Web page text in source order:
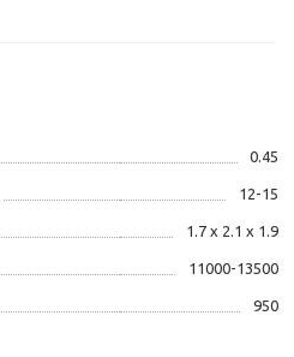
0.45
12-15
1.7 x 2.1 x 1.9
11000-13500
950